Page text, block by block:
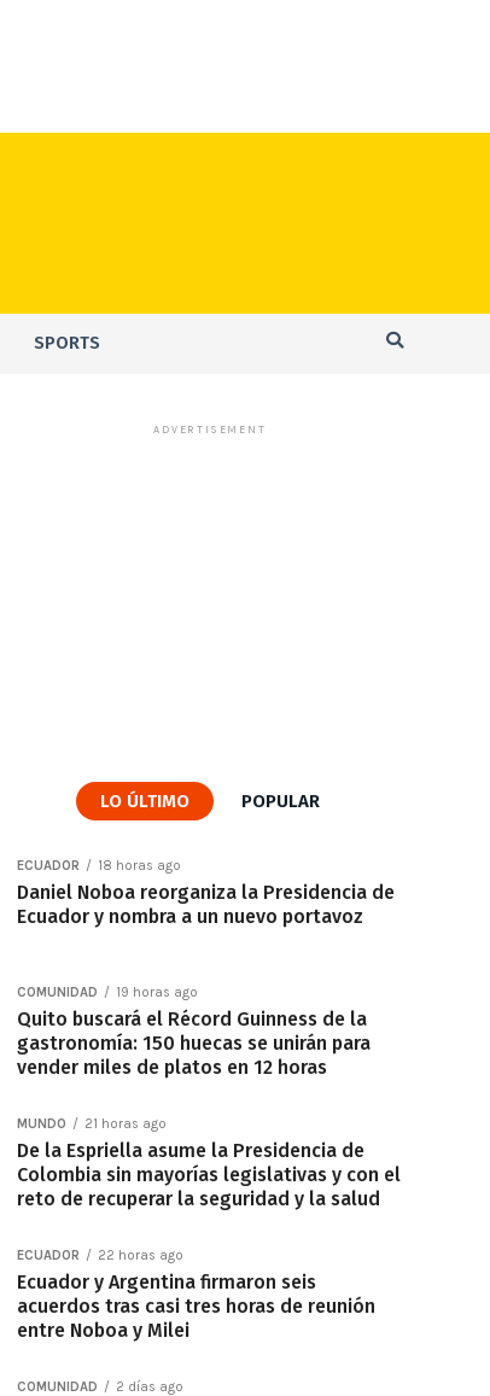
SPORTS
ADVERTISEMENT
LO ÚLTIMO POPULAR
ECUADOR 18 horas ago
Daniel Noboa reorganiza la Presidencia de
Ecuador y nombra a un nuevo portavoz
COMUNIDAD 19 horas ago
Quito buscará el Récord Guinness de la
gastronomía: 150 huecas se unirán para
vender miles de platos en 12 horas
MUNDO 21 horas ago
De la Espriella asume la Presidencia de
Colombia sin mayorías legislativas y con el
reto de recuperar la seguridad y la salud
ECUADOR 22 horas ago
Ecuador y Argentina firmaron seis
acuerdos tras casi tres horas de reunión
entre Noboa y Milei
COMUNIDAD 2 días ago